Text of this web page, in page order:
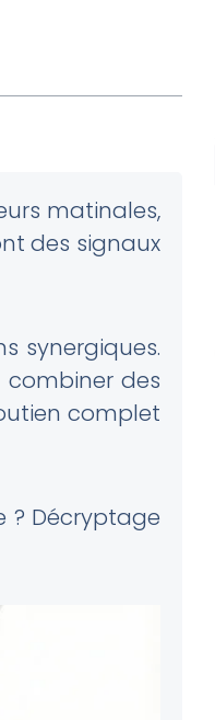
matinales,
des signaux
synergiques.
des
complet
? Décryptage